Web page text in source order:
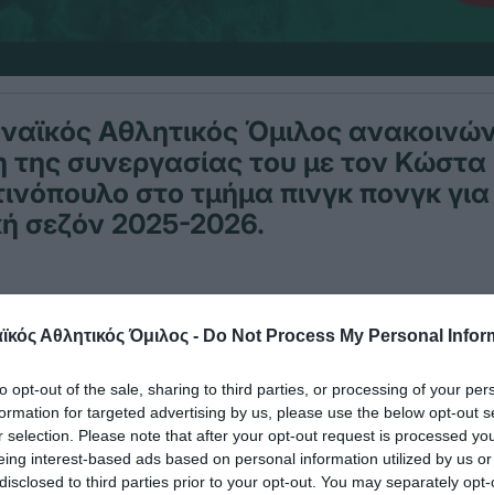
Αθλητικός Όμιλος - Do Not Process My Personal
opt-out of the sale, sharing to third parties, or processing of your
for targeted advertising by us, please use the below opt-out
selection. Please note that after your opt-out request is processed
interest-based ads based on personal information utilized by us
to third parties prior to your opt-out. You may separately
Αθλητικός Όμιλος
συνεργασίας του με τον Κώστα
στο τμήμα πινγκ πονγκ
σεζόν 2025-2026.
στα πράσινα και φέτος τον Κώστα
θα είναι και τη νέα χρονιά στο
και αναμφίβολα θα συνεχίσει να προσδίδει